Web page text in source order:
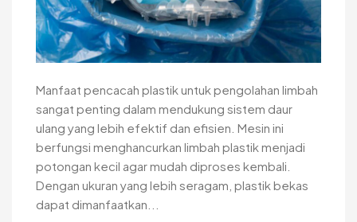
Manfaat pencacah plastik untuk pengolahan limbah
sangat penting dalam mendukung sistem daur
ulang yang lebih efektif dan efisien. Mesin ini
berfungsi menghancurkan limbah plastik menjadi
potongan kecil agar mudah diproses kembali.
Dengan ukuran yang lebih seragam, plastik bekas
dapat dimanfaatkan...